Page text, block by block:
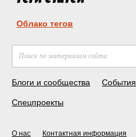
Облако тегов
Блоги и сообщества События
Спецпроекты
О нас Контактная информация